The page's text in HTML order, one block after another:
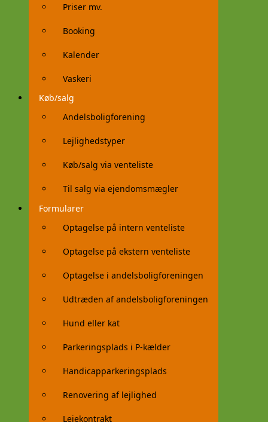
Priser mv.
Booking
Kalender
Vaskeri
Køb/salg
Andelsboligforening
Lejlighedstyper
Køb/salg via venteliste
Til salg via ejendomsmægler
Formularer
Optagelse på intern venteliste
Optagelse på ekstern venteliste
Optagelse i andelsboligforeningen
Udtræden af andelsboligforeningen
Hund eller kat
Parkeringsplads i P-kælder
Handicapparkeringsplads
Renovering af lejlighed
Lejekontrakt